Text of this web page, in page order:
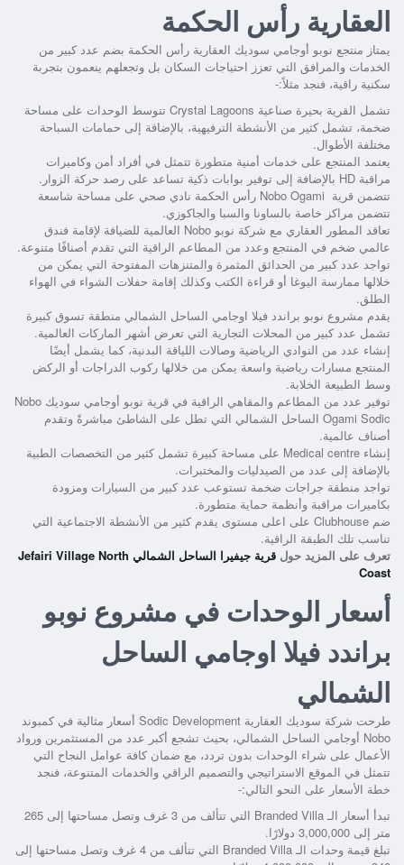
العقارية رأس الحكمة
يمتاز منتجع نوبو أوجامي سوديك العقارية رأس الحكمة بضم عدد كبير من
الخدمات والمرافق التي تعزز احتياجات السكان بل وتجعلهم ينعمون بتجربة
سكنية راقية، فنجد مثلاً:-
تشمل القرية بحيرة صناعية Crystal Lagoons تتوسط الوحدات على مساحة
ضخمة، تشمل كثير من الأنشطة الترفيهية، بالإضافة إلى حمامات السباحة
مختلفة الأطوال.
يعتمد المنتجع على خدمات أمنية متطورة تتمثل في أفراد أمن وكاميرات
مراقبة HD بالإضافة إلى توفير بوابات ذكية تساعد على رصد حركة الزوار.
تتضمن قرية Nobo Ogami رأس الحكمة
نادي صحي على مساحة شاسعة
تتضمن مراكز خاصة بالساونا والسبا والجاكوزي.
تعاقد المطور العقاري مع شركة نوبو Nobo العالمية للضيافة لإقامة فندق
عالمي ضخم في المنتجع وعدد من المطاعم الراقية التي تقدم أصنافًا متنوعة.
تواجد عدد كبير من الحدائق المثمرة والمتنزهات المفتوحة التي يمكن من
خلالها ممارسة اليوغا أو قراءة الكتب وكذلك إقامة حفلات الشواء في الهواء
الطلق.
يقدم مشروع نوبو براندد فيلا اوجامي الساحل الشمالي منطقة تسوق كبيرة
تشمل عدد كبير من المحلات التجارية التي تعرض أشهر الماركات العالمية.
إنشاء عدد من النوادي الرياضية وصالات اللياقة البدنية، كما يشمل أيضًا
المنتجع مسارات رياضية واسعة يمكن من خلالها ركوب الدراجات أو الركض
وسط الطبيعة الخلابة.
توفير عدد من المطاعم والمقاهي الراقية في
قرية نوبو أوجامي سوديك Nobo
Ogami Sodic الساحل الشمالي
التي تطل على الشاطئ مباشرةً وتقدم
أصناف عالمية.
إنشاء Medical centre على مساحة كبيرة تشمل كثير من التخصصات الطبية
بالإضافة إلى عدد من الصيدليات والمختبرات.
تواجد منطقة جراجات ضخمة تستوعب عدد كبير من السيارات ومزودة
بكاميرات مراقبة وأنظمة حماية متطورة.
ضم Clubhouse على اعلى مستوى يقدم كثير من الأنشطة الاجتماعية التي
تناسب تلك الطبقة الراقية.
تعرف على المزيد حول
قرية جيفيرا الساحل الشمالي Jefairi Village North
Coast
أسعار الوحدات في مشروع نوبو
براندد فيلا اوجامي الساحل
الشمالي
طرحت شركة سوديك العقارية Sodic Development أسعار مثالية في
كمبوند
Nobo أوجامي الساحل الشمالي،
بحيث تشجع أكبر عدد من المستثمرين ورواد
الأعمال على شراء الوحدات بدون تردد، مع ضمان كافة عوامل النجاح التي
تتمثل في الموقع الاستراتيجي والتصميم الراقي والخدمات المتنوعة، فنجد
خطة الأسعار على النحو التالي:-
تبدأ أسعار الـ Branded Villa التي تتألف من 3 غرف وتصل مساحتها إلى 265
متر إلى 3,000,000 دولارًا.
تبلغ قيمة وحدات الـ Branded Villa التي تتألف من 4 غرف وتصل مساحتها إلى